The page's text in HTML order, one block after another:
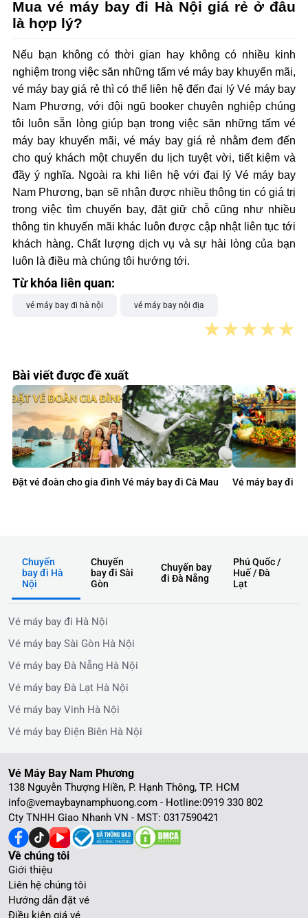
Mua vé máy bay đi Hà Nội giá rẻ ở đâu
là hợp lý?
Nếu bạn không có thời gian hay không có nhiều kinh
nghiệm trong việc săn những tấm vé máy bay khuyến mãi,
vé máy bay giá rẻ thì có thể liên hệ đến đại lý Vé máy bay
Nam Phương, với đội ngũ booker chuyên nghiệp chúng
tôi luôn sẵn lòng giúp bạn trong việc săn những tấm vé
máy bay khuyến mãi, vé máy bay giá rẻ nhằm đem đến
cho quý khách một chuyến du lịch tuyệt vời, tiết kiệm và
đầy ý nghĩa. Ngoài ra khi liên hệ với đại lý Vé máy bay
Nam Phương, bạn sẽ nhận được nhiều thông tin có giá trị
trong việc tìm chuyến bay, đặt giữ chỗ cũng như nhiều
thông tin khuyến mãi khác luôn được cập nhật liên tục tới
khách hàng. Chất lượng dịch vụ và sự hài lòng của bạn
luôn là điều mà chúng tôi hướng tới.
Từ khóa liên quan:
vé máy bay đi hà nội vé máy bay nội địa
★★★★★
Bài viết được đề xuất
Đặt vé đoàn cho gia đình Vé máy bay đi Cà Mau Vé máy bay đi
Chuyến
bay đi Hà
Nội
Chuyến
bay đi Sài
Gòn
Chuyến bay
đi Đà Nẵng
Phú Quốc /
Huế / Đà
Lạt
Vé máy bay đi Hà Nội
Vé máy bay Sài Gòn Hà Nội
Vé máy bay Đà Nẵng Hà Nội
Vé máy bay Đà Lạt Hà Nội
Vé máy bay Vinh Hà Nội
Vé máy bay Điện Biên Hà Nội
Về chúng tôi
Giới thiệu
Liên hệ chúng tôi
Hướng dẫn đặt vé
Điều kiện giá vé
Vé Máy Bay Nam Phương
138 Nguyễn Thượng Hiền, P. Hạnh Thông, TP. HCM
info@vemaybaynamphuong.com - Hotline:0919 330 802
Cty TNHH Giao Nhanh VN - MST: 0317590421